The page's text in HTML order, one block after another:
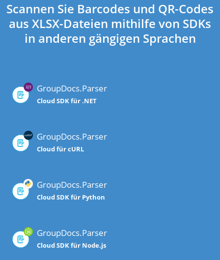
Scannen Sie Barcodes und QR-Codes
aus XLSX-Dateien mithilfe von SDKs
in anderen gängigen Sprachen
GroupDocs.Parser
Cloud SDK für .NET
GroupDocs.Parser
Cloud für cURL
GroupDocs.Parser
Cloud SDK für Python
GroupDocs.Parser
Cloud SDK für Node.js